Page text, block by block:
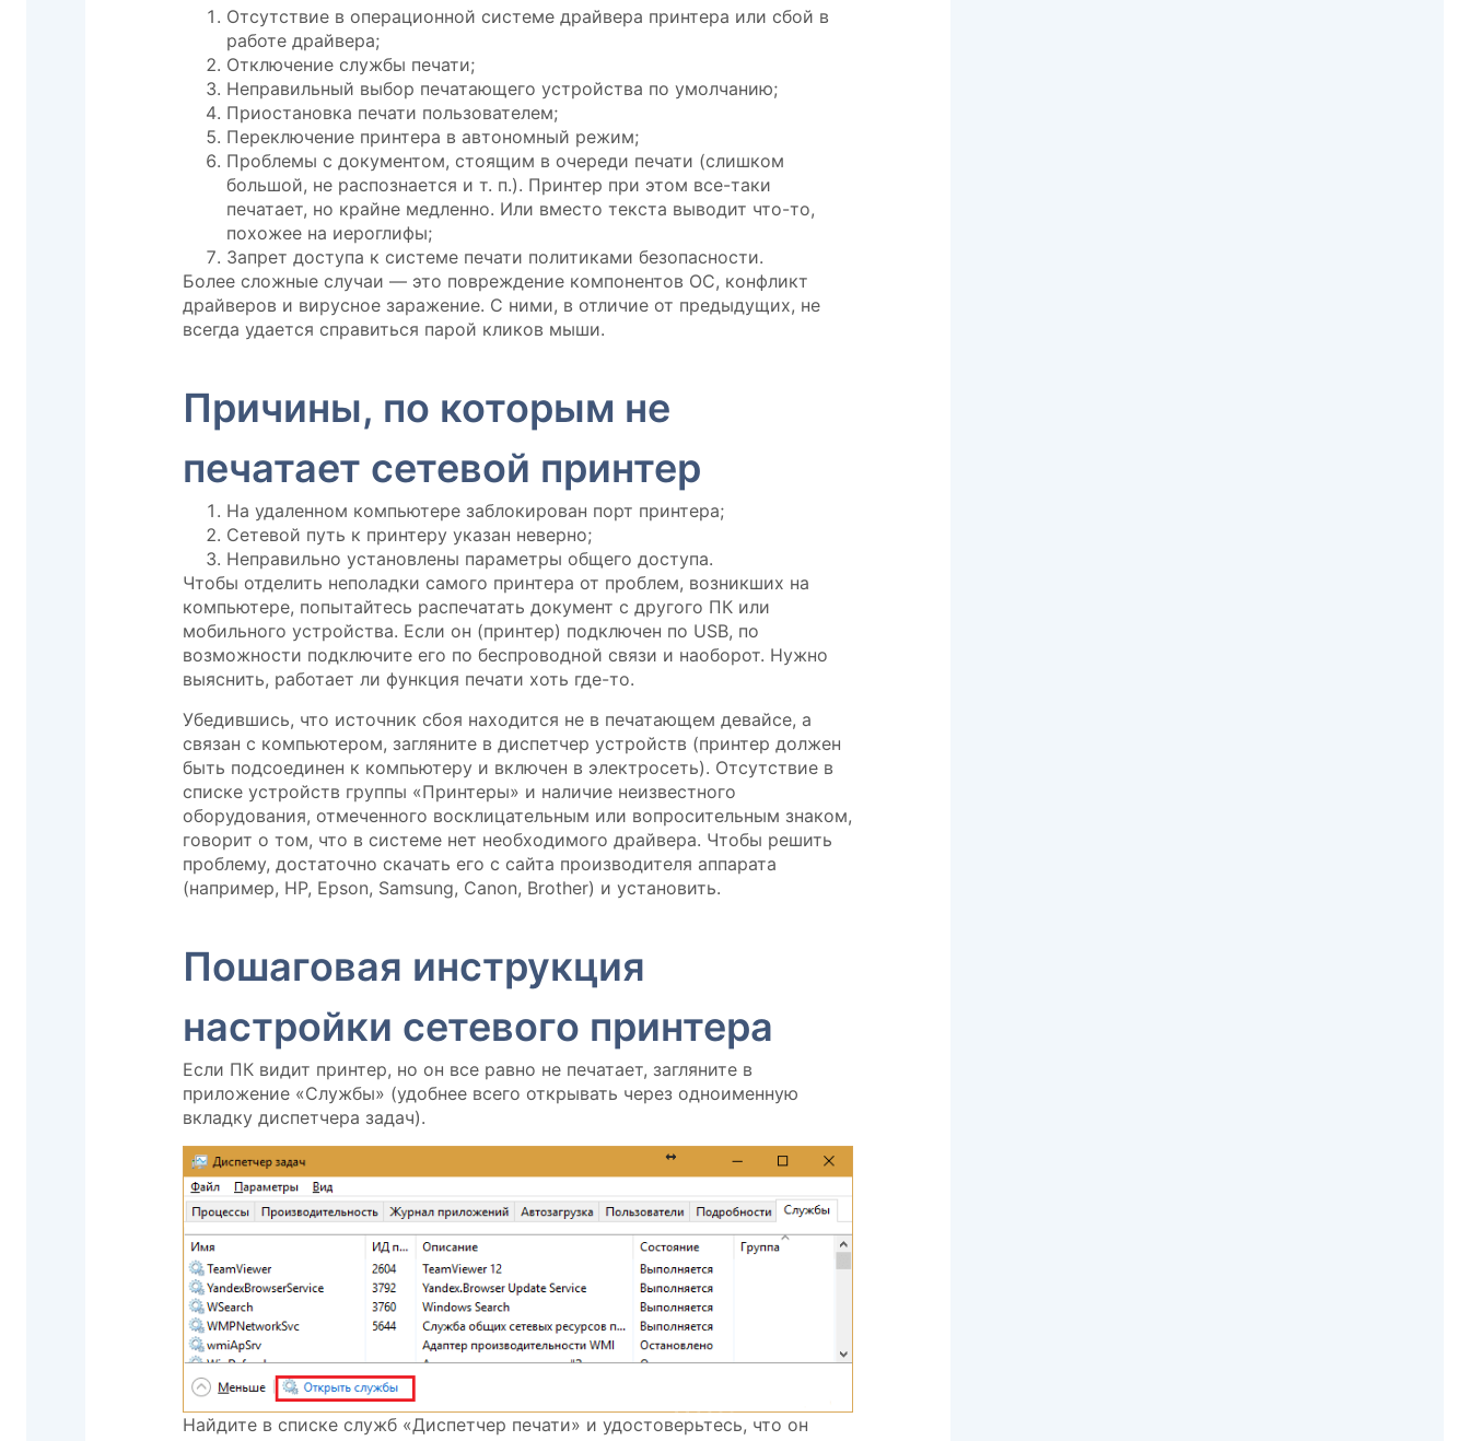
Отсутствие в операционной системе драйвера принтера или сбой в
работе драйвера;
Отключение службы печати;
Неправильный выбор печатающего устройства по умолчанию;
Приостановка печати пользователем;
Переключение принтера в автономный режим;
Проблемы с документом, стоящим в очереди печати (слишком
большой, не распознается и т. п.). Принтер при этом все-таки
печатает, но крайне медленно. Или вместо текста выводит что-то,
похожее на иероглифы;
Запрет доступа к системе печати политиками безопасности.
Более сложные случаи — это повреждение компонентов ОС, конфликт
драйверов и вирусное заражение. С ними, в отличие от предыдущих, не
всегда удается справиться парой кликов мыши.
Причины, по которым не
печатает сетевой принтер
На удаленном компьютере заблокирован порт принтера;
Сетевой путь к принтеру указан неверно;
Неправильно установлены параметры общего доступа.
Чтобы отделить неполадки самого принтера от проблем, возникших на
компьютере, попытайтесь распечатать документ с другого ПК или
мобильного устройства. Если он (принтер) подключен по USB, по
возможности подключите его по беспроводной связи и наоборот. Нужно
выяснить, работает ли функция печати хоть где-то.
Убедившись, что источник сбоя находится не в печатающем девайсе, а
связан с компьютером, загляните в диспетчер устройств (принтер должен
быть подсоединен к компьютеру и включен в электросеть). Отсутствие в
списке устройств группы «Принтеры» и наличие неизвестного
оборудования, отмеченного восклицательным или вопросительным знаком,
говорит о том, что в системе нет необходимого драйвера. Чтобы решить
проблему, достаточно скачать его с сайта производителя аппарата
(например, HP, Epson, Samsung, Canon, Brother) и установить.
Пошаговая инструкция
настройки сетевого принтера
Если ПК видит принтер, но он все равно не печатает, загляните в
приложение «Службы» (удобнее всего открывать через одноименную
вкладку диспетчера задач).
Найдите в списке служб «Диспетчер печати» и удостоверьтесь, что он